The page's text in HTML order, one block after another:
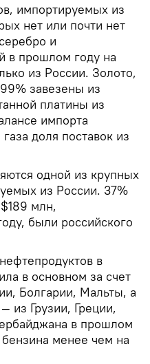
импортируемых из
нет или почти нет
и
в прошлом году на
из России. Золото,
завезены из
платины из
импорта
доля поставок из
одной из крупных
из России. 37%
млн,
были российского
в
в основном за счет
Болгарии, Мальты, а
из Грузии, Греции,
в прошлом
менее чем на